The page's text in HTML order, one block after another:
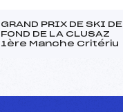
GRAND PRIX DE SKI DE
FOND DE LA CLUSAZ
1ère Manche Critériu